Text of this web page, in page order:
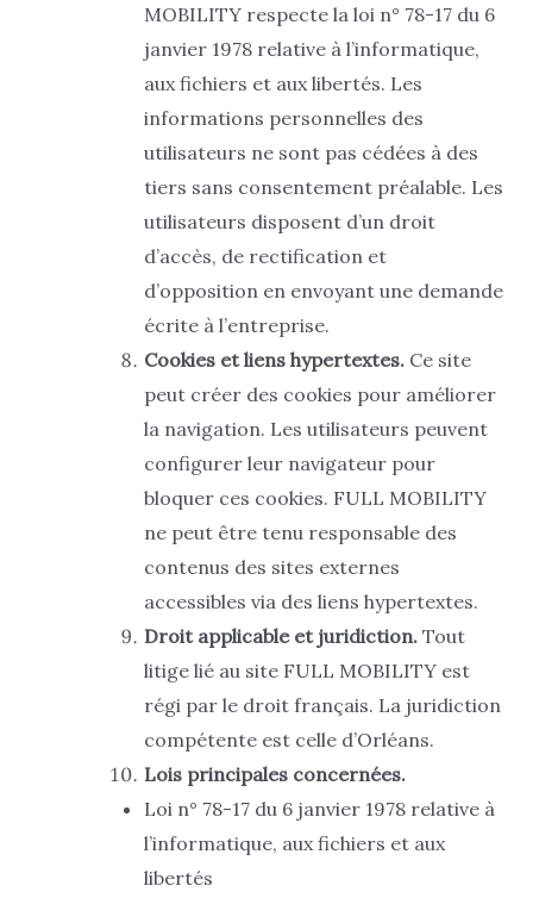
MOBILITY respecte la loi n° 78-17 du 6
janvier 1978 relative à l’informatique,
aux fichiers et aux libertés. Les
informations personnelles des
utilisateurs ne sont pas cédées à des
tiers sans consentement préalable. Les
utilisateurs disposent d’un droit
d’accès, de rectification et
d’opposition en envoyant une demande
écrite à l’entreprise.
Cookies et liens hypertextes. Ce site
peut créer des cookies pour améliorer
la navigation. Les utilisateurs peuvent
configurer leur navigateur pour
bloquer ces cookies. FULL MOBILITY
ne peut être tenu responsable des
contenus des sites externes
accessibles via des liens hypertextes.
Droit applicable et juridiction. Tout
litige lié au site FULL MOBILITY est
régi par le droit français. La juridiction
compétente est celle d’Orléans.
Lois principales concernées.
Loi n° 78-17 du 6 janvier 1978 relative à
l’informatique, aux fichiers et aux
libertés